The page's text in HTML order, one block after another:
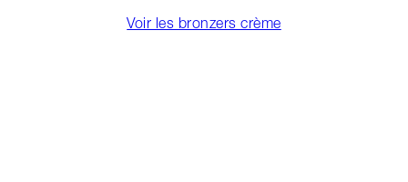
Voir les bronzers crème